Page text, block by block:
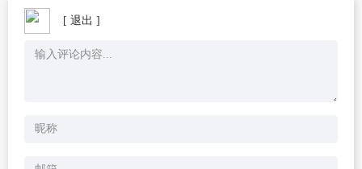
[ 退出 ]